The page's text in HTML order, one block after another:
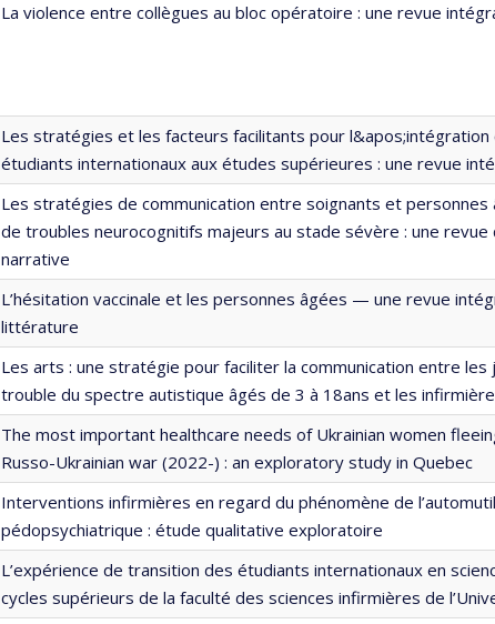
La violence entre collègues au bloc opératoire : une revue
Les stratégies et les facteurs facilitants pour
étudiants internationaux aux études supérieures : une revue
Les stratégies de communication entre soignants et
de troubles neurocognitifs majeurs au stade sévère : une
narrative
L’hésitation vaccinale et les personnes âgées — une revue
littérature
Les arts : une stratégie pour faciliter la communication entre
trouble du spectre autistique âgés de 3 à 18ans et les
The most important healthcare needs of Ukrainian women
Russo-Ukrainian war (2022-) : an exploratory study in Quebec
Interventions infirmières en regard du phénomène de
pédopsychiatrique : étude qualitative exploratoire
L’expérience de transition des étudiants internationaux en
cycles supérieurs de la faculté des sciences infirmières de